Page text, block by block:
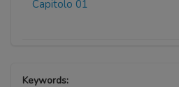
Capitolo 01
Keywords: